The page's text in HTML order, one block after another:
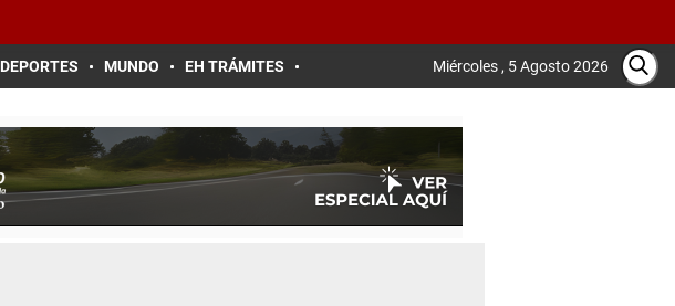
DEPORTES MUNDO EH TRÁMITES Miércoles , 5 Agosto 2026